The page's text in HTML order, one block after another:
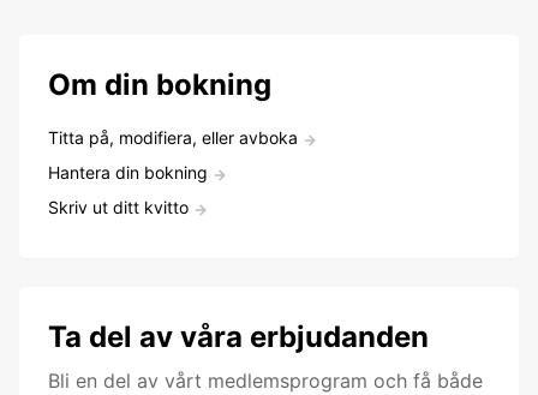
Om din bokning
Titta på, modifiera, eller avboka
Hantera din bokning
Skriv ut ditt kvitto
Ta del av våra erbjudanden
Bli en del av vårt medlemsprogram och få både